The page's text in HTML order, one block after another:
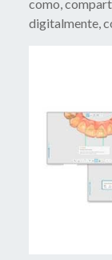
como,
digitalmente,